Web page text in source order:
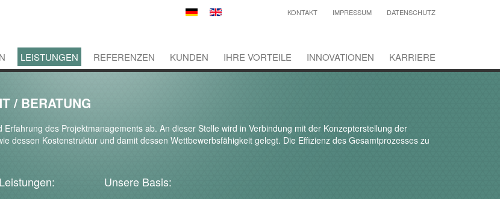
LEISTUNGEN REFERENZEN KUNDEN IHRE VORTEILE INNOVATIONEN KARRIERE
KONTAKT IMPRESSUM DATENSCHUTZ
/ BERATUNG
des Projektmanagements ab. An dieser Stelle wird in Verbindung mit der Konzepterstellung der
dessen Kostenstruktur und damit dessen Wettbewerbsfähigkeit gelegt. Die Effizienz des Gesamtprozesses zu
Unsere Basis: